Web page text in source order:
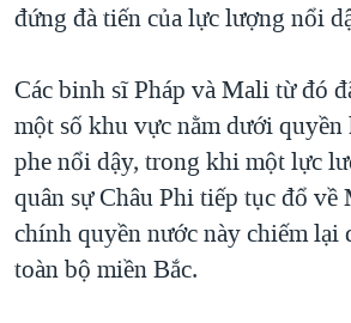
đứng đà tiến của lực lượng nổi
Các binh sĩ Pháp và Mali từ đó
một số khu vực nằm dưới quyền
phe nổi dậy, trong khi một lực
quân sự Châu Phi tiếp tục đổ về
chính quyền nước này chiếm lại
toàn bộ miền Bắc.